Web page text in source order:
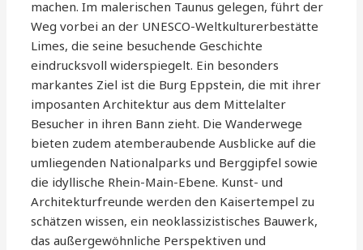
machen. Im malerischen Taunus gelegen, führt der
Weg vorbei an der UNESCO-Weltkulturerbestätte
Limes, die seine besuchende Geschichte
eindrucksvoll widerspiegelt. Ein besonders
markantes Ziel ist die Burg Eppstein, die mit ihrer
imposanten Architektur aus dem Mittelalter
Besucher in ihren Bann zieht. Die Wanderwege
bieten zudem atemberaubende Ausblicke auf die
umliegenden Nationalparks und Berggipfel sowie
die idyllische Rhein-Main-Ebene. Kunst- und
Architekturfreunde werden den Kaisertempel zu
schätzen wissen, ein neoklassizistisches Bauwerk,
das außergewöhnliche Perspektiven und